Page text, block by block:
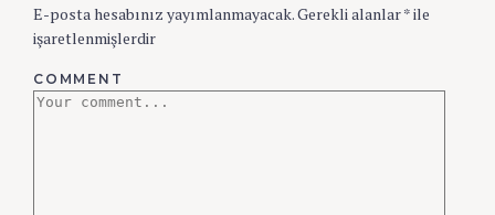
E-posta hesabınız yayımlanmayacak.Gerekli alanlar*ile
işaretlenmişlerdir
COMMENT